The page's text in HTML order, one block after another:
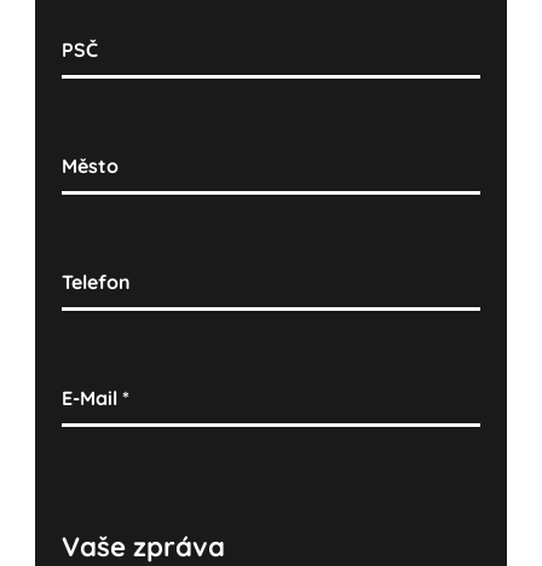
PSČ
Město
Telefon
E-Mail*
Vaše zpráva